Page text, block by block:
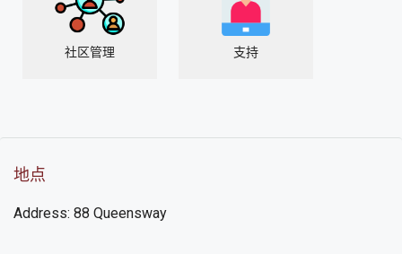
社区管理 支持
地点
Address: 88 Queensway